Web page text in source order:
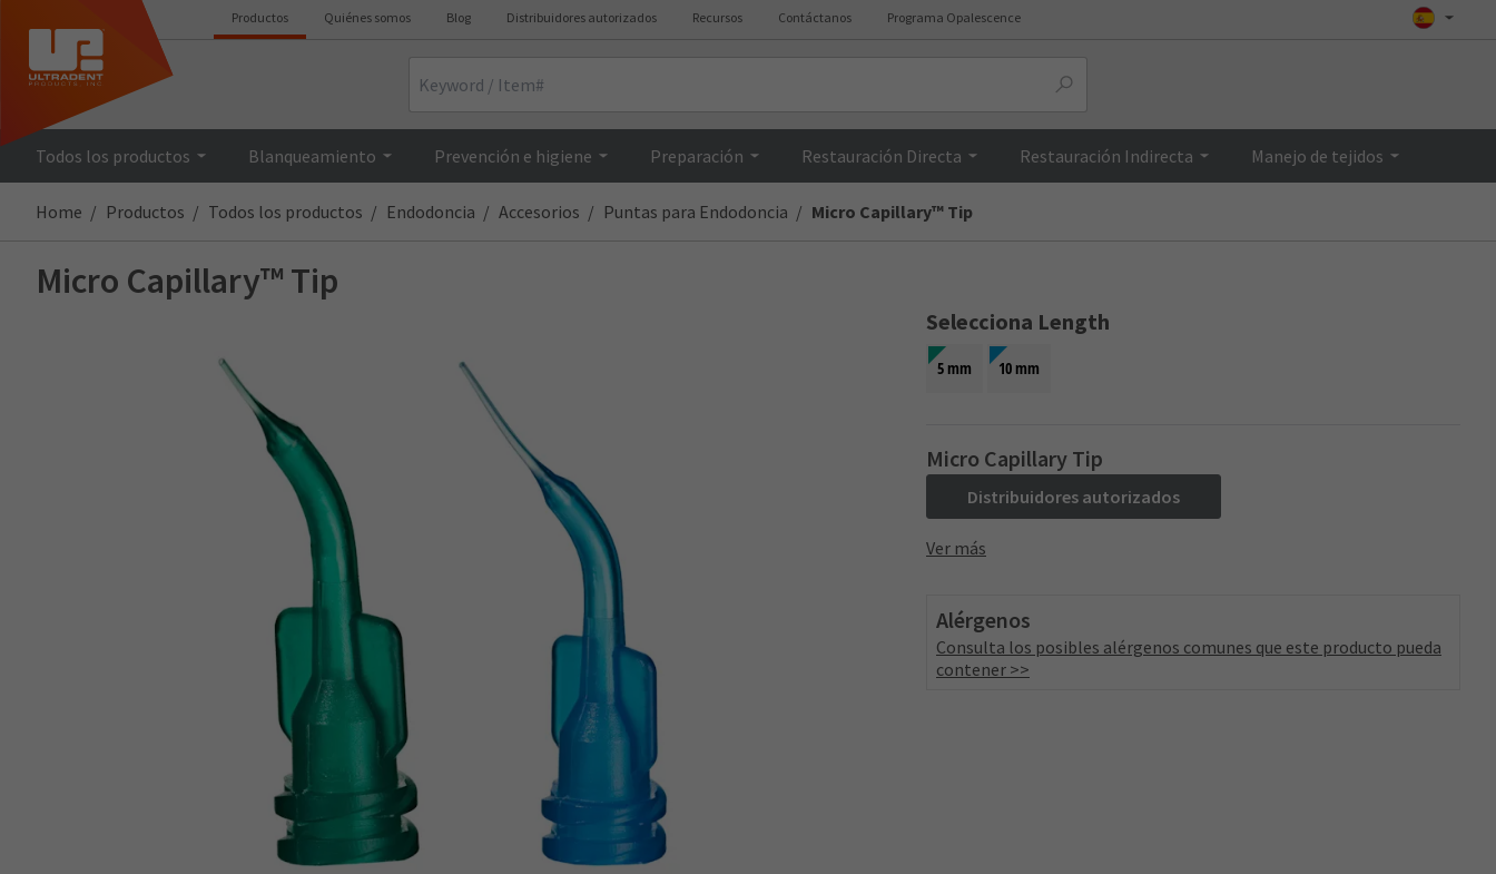
Productos Quiénes somos Blog Distribuidores autorizados Recursos Contáctanos Programa Opalescence
Todos los productos Blanqueamiento Prevención e higiene Preparación Restauración Directa Restauración Indirecta Manejo de tejidos
Home Productos Todos los productos Endodoncia Accesorios Puntas para Endodoncia Micro Capillary™ Tip
Micro Capillary™ Tip
Selecciona Length
5 mm 10 mm
Micro Capillary Tip
Distribuidores autorizados
Ver más
Alérgenos
Consulta los posibles alérgenos comunes que este producto pueda
contener >>